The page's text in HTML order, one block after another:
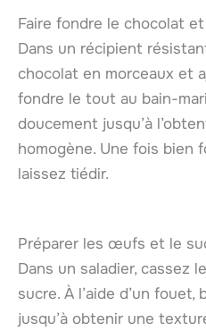
Faire fondre le chocolat
Dans un récipient
chocolat en morceaux et
fondre le tout au bain-
doucement jusqu’à
homogène. Une fois bien
laissez tiédir.
Préparer les œufs et le
Dans un saladier, cassez
sucre. À l’aide d’un
jusqu’à obtenir une